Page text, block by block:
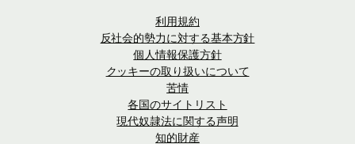
利用規約
反社会的勢力に対する基本方針
個人情報保護方針
クッキーの取り扱いについて
苦情
各国のサイトリスト
現代奴隷法に関する声明
知的財産